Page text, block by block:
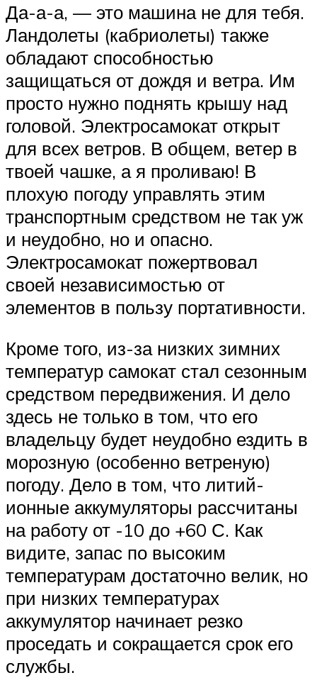
Да-а-а, — это машина не для тебя.
Ландолеты (кабриолеты) также
обладают способностью
защищаться от дождя и ветра. Им
просто нужно поднять крышу над
головой. Электросамокат открыт
для всех ветров. В общем, ветер в
твоей чашке, а я проливаю! В
плохую погоду управлять этим
транспортным средством не так уж
и неудобно, но и опасно.
Электросамокат пожертвовал
своей независимостью от
элементов в пользу портативности.
Кроме того, из-за низких зимних
температур самокат стал сезонным
средством передвижения. И дело
здесь не только в том, что его
владельцу будет неудобно ездить в
морозную (особенно ветреную)
погоду. Дело в том, что литий-
ионные аккумуляторы рассчитаны
на работу от -10 до +60 С. Как
видите, запас по высоким
температурам достаточно велик, но
при низких температурах
аккумулятор начинает резко
проседать и сокращается срок его
службы.